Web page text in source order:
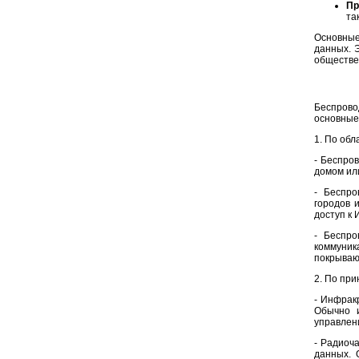
данных.
1. По
-
домом
-
городов
доступ к
-
2. По
-
Обычно
-
данных.